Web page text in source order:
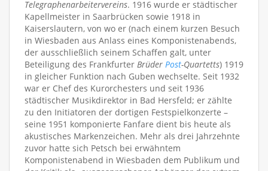
Telegraphenarbeitervereins. 1916 wurde er städtischer
Kapellmeister in Saarbrücken sowie 1918 in
Kaiserslautern, von wo er (nach einem kurzen Besuch
in Wiesbaden aus Anlass eines Komponistenabends,
der ausschließlich seinem Schaffen galt, unter
Beteiligung des Frankfurter Brüder Post-Quartetts) 1919
in gleicher Funktion nach Guben wechselte. Seit 1932
war er Chef des Kurorchesters und seit 1936
städtischer Musikdirektor in Bad Hersfeld; er zählte
zu den Initiatoren der dortigen Festspielkonzerte –
seine 1951 komponierte Fanfare dient bis heute als
akustisches Markenzeichen. Mehr als drei Jahrzehnte
zuvor hatte sich Petsch bei erwähntem
Komponistenabend in Wiesbaden dem Publikum und